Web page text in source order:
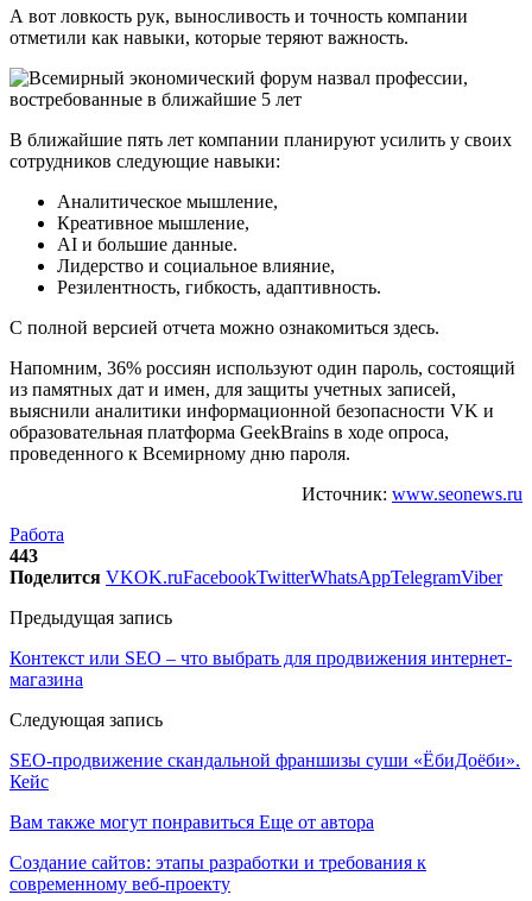
А вот ловкость рук, выносливость и точность компании
отметили как навыки, которые теряют важность.
В ближайшие пять лет компании планируют усилить у своих
сотрудников следующие навыки:
Аналитическое мышление,
Креативное мышление,
AI и большие данные.
Лидерство и социальное влияние,
Резилентность, гибкость, адаптивность.
С полной версией отчета можно ознакомиться здесь.
Напомним, 36% россиян используют один пароль, состоящий
из памятных дат и имен, для защиты учетных записей,
выяснили аналитики информационной безопасности VK и
образовательная платформа GeekBrains в ходе опроса,
проведенного к Всемирному дню пароля.
Источник: www.seonews.ru
Работа
443
Поделится VKOK.ruFacebookTwitterWhatsAppTelegramViber
Предыдущая запись
Контекст или SEO – что выбрать для продвижения интернет-
магазина
Следующая запись
SEO-продвижение скандальной франшизы суши «ЁбиДоёби».
Кейс
Вам также могут понравиться Еще от автора
Создание сайтов: этапы разработки и требования к
современному веб-проекту